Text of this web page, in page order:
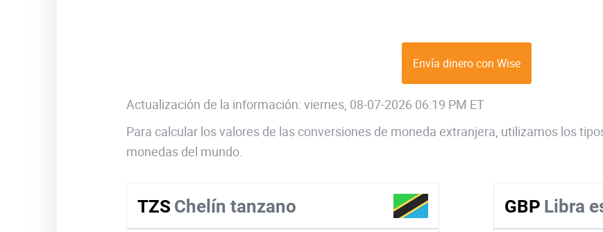
Envía dinero con Wise
Actualización de la información: viernes, 08-07-2026 06:19 PM ET
Para calcular los valores de las conversiones de moneda extranjera, utilizamos los
monedas del mundo.
TZS Chelín tanzano GBP Libra